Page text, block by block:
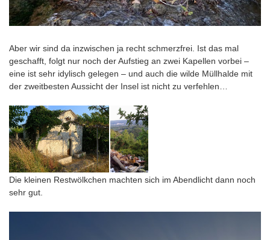
Aber wir sind da inzwischen ja recht schmerzfrei. Ist das mal
geschafft, folgt nur noch der Aufstieg an zwei Kapellen vorbei –
eine ist sehr idylisch gelegen – und auch die wilde Müllhalde mit
der zweitbesten Aussicht der Insel ist nicht zu verfehlen…
Die kleinen Restwölkchen machten sich im Abendlicht dann noch
sehr gut.